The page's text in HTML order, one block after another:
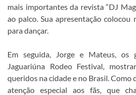
mais importantes da revista “DJ
ao palco. Sua apresentação colocou
para dançar.
Em seguida, Jorge e Mateus, os
Jaguariúna Rodeo Festival,
queridos na cidade e no Brasil. Como
atenção especial aos fãs, que